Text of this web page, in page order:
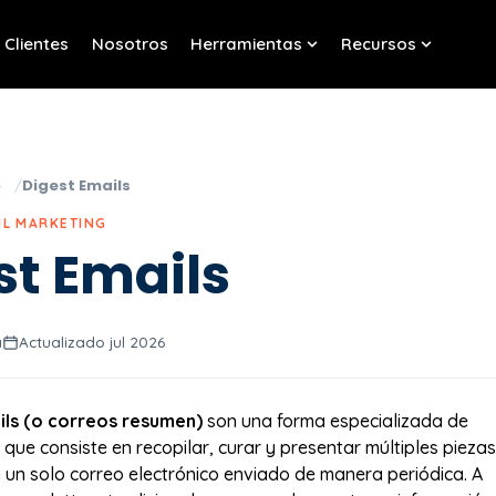
submenu for Servicios
Clientes Nosotros Herramientas
Show submenu for
Recursos
Digest Emails
MARKETING
Emails
Actualizado jul 2026
(o correos resumen) son una forma especializada de
consiste en recopilar, curar y presentar múltiples piezas
solo correo electrónico enviado de manera periódica. A